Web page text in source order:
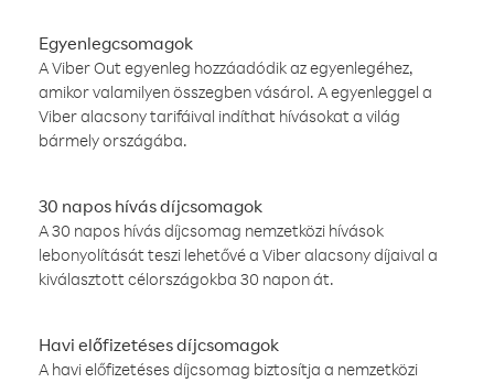
Egyenlegcsomagok
A Viber Out egyenleg hozzáadódik az egyenlegéhez,
amikor valamilyen összegben vásárol. A egyenleggel a
Viber alacsony tarifáival indíthat hívásokat a világ
bármely országába.
30 napos hívás díjcsomagok
A 30 napos hívás díjcsomag nemzetközi hívások
lebonyolítását teszi lehetővé a Viber alacsony díjaival a
kiválasztott célországokba 30 napon át.
Havi előfizetéses díjcsomagok
A havi előfizetéses díjcsomag biztosítja a nemzetközi